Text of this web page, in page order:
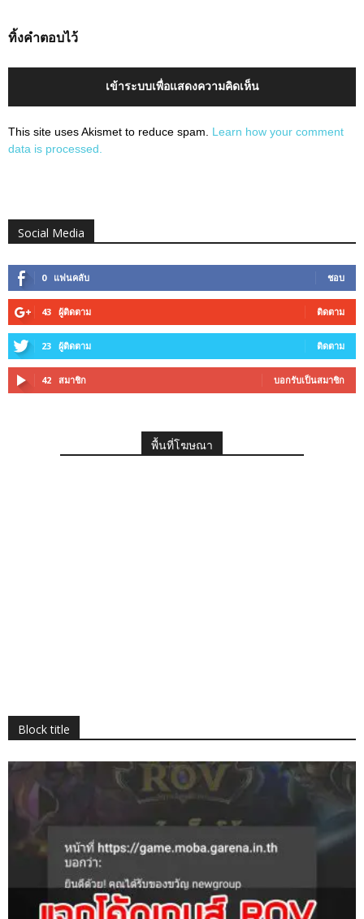
ทิ้งคำตอบไว้
เข้าระบบเพื่อแสดงความคิดเห็น
This site uses Akismet to reduce spam. Learn how your comment
data is processed.
Social Media
0 แฟนคลับ ชอบ
43 ผู้ติดตาม ติดตาม
23 ผู้ติดตาม ติดตาม
42 สมาชิก บอกรับเป็นสมาชิก
พื้นที่โฆษณา
Block title